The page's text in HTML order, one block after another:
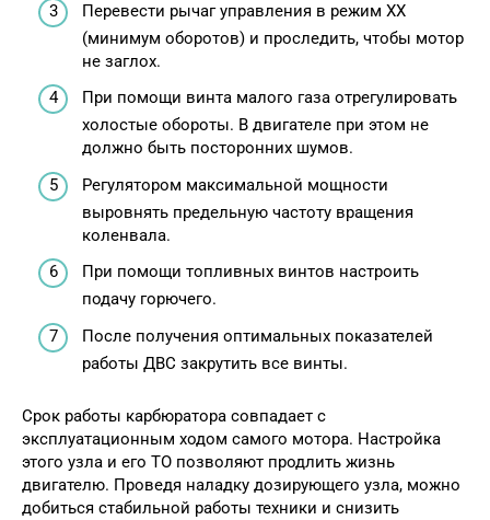
Перевести рычаг управления в режим XX
(минимум оборотов) и проследить, чтобы мотор
не заглох.
При помощи винта малого газа отрегулировать
холостые обороты. В двигателе при этом не
должно быть посторонних шумов.
Регулятором максимальной мощности
выровнять предельную частоту вращения
коленвала.
При помощи топливных винтов настроить
подачу горючего.
После получения оптимальных показателей
работы ДВС закрутить все винты.
Срок работы карбюратора совпадает с
эксплуатационным ходом самого мотора. Настройка
этого узла и его ТО позволяют продлить жизнь
двигателю. Проведя наладку дозирующего узла, можно
добиться стабильной работы техники и снизить